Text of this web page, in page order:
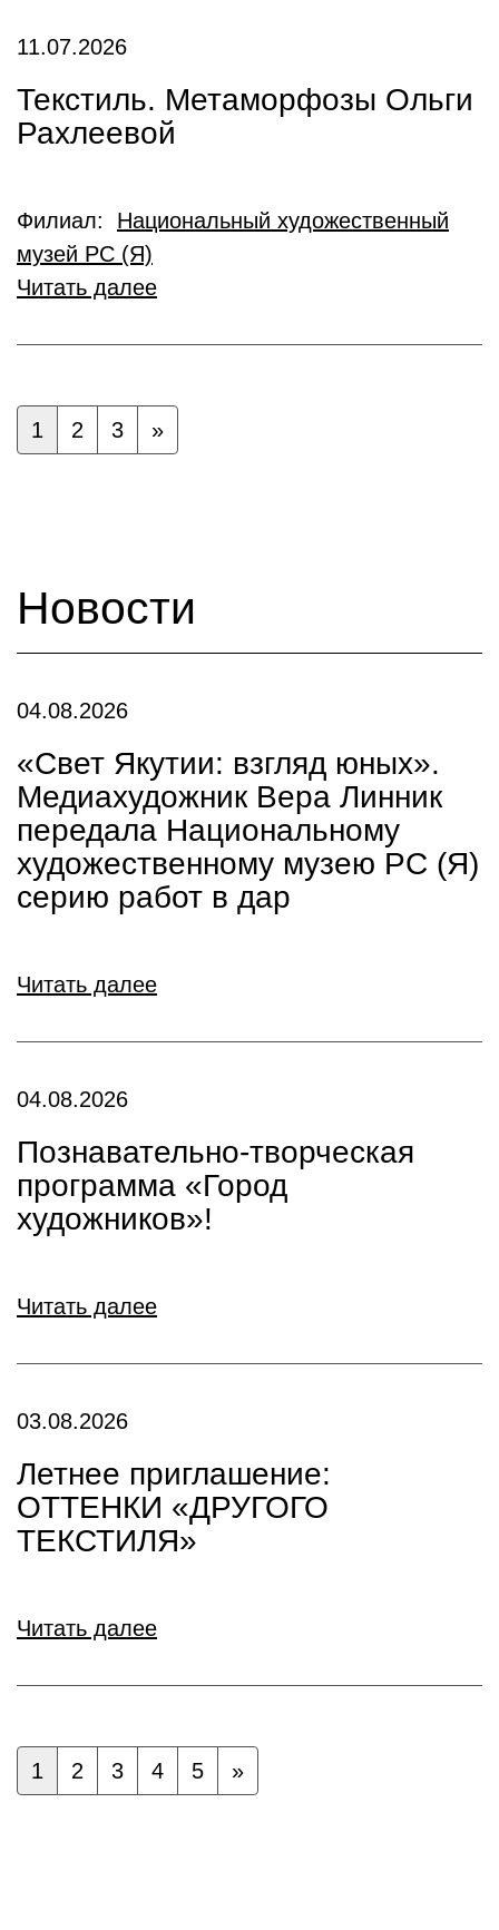
11.07.2026
Текстиль. Метаморфозы Ольги
Рахлеевой
Филиал: Национальный художественный
музей РС (Я)
Читать далее
1 2 3 »
Новости
04.08.2026
«Свет Якутии: взгляд юных».
Медиахудожник Вера Линник
передала Национальному
художественному музею РС (Я)
серию работ в дар
Читать далее
04.08.2026
Познавательно-творческая
программа «Город
художников»!
Читать далее
03.08.2026
Летнее приглашение:
ОТТЕНКИ «ДРУГОГО
ТЕКСТИЛЯ»
Читать далее
1 2 3 4 5 »